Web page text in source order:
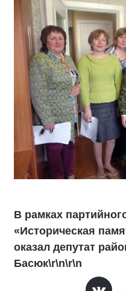
В рамках
«Историческая
оказал депутат
Басюк\r\n\r\n